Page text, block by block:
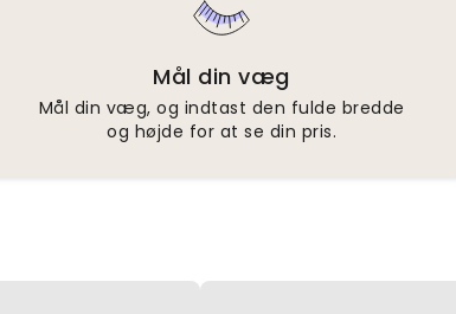
Mål din væg
Mål din væg, og indtast den fulde bredde
og højde for at se din pris.